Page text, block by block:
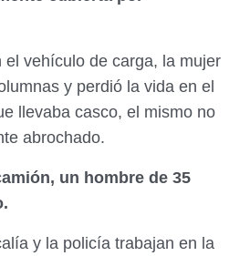
el vehículo de carga, la mujer
y perdió la vida en el
llevaba casco, el mismo no
abrochado.
un hombre de 35
y la policía trabajan en la